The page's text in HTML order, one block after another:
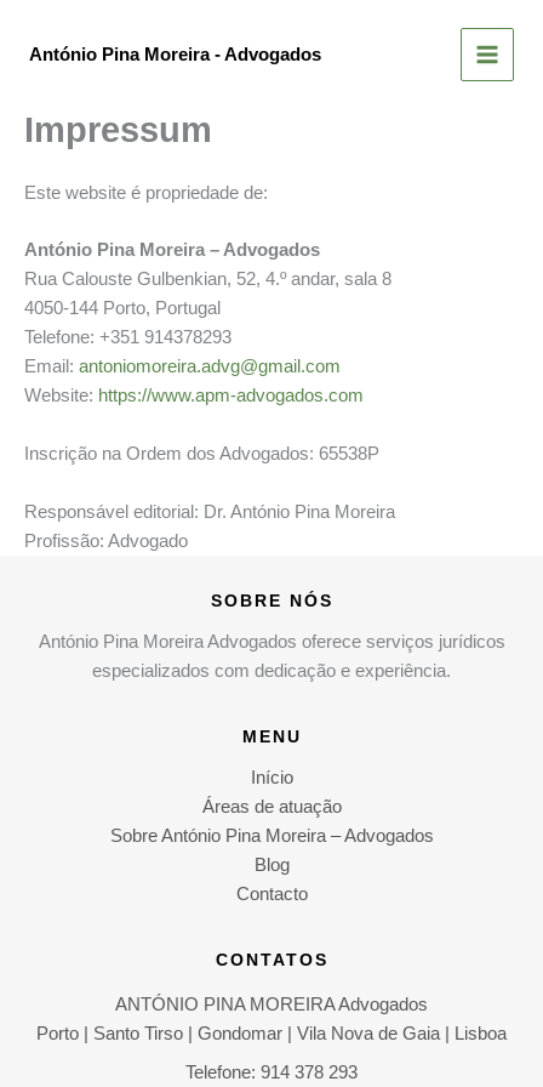
António Pina Moreira - Advogados
Impressum
Este website é propriedade de:
António Pina Moreira – Advogados
Rua Calouste Gulbenkian, 52, 4.º andar, sala 8
4050-144 Porto, Portugal
Telefone: +351 914378293
Email: antoniomoreira.advg@gmail.com
Website: https://www.apm-advogados.com
Inscrição na Ordem dos Advogados: 65538P
Responsável editorial: Dr. António Pina Moreira
Profissão: Advogado
SOBRE NÓS
António Pina Moreira Advogados oferece serviços jurídicos
especializados com dedicação e experiência.
MENU
Início
Áreas de atuação
Sobre António Pina Moreira – Advogados
Blog
Contacto
CONTATOS
ANTÓNIO PINA MOREIRA Advogados
Porto | Santo Tirso | Gondomar | Vila Nova de Gaia | Lisboa
Telefone: 914 378 293